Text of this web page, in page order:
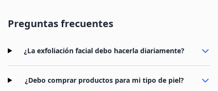
Preguntas frecuentes
¿La exfoliación facial debo hacerla diariamente?
¿Debo comprar productos para mi tipo de piel?